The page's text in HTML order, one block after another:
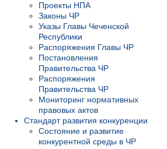
Проекты НПА
Законы ЧР
Указы Главы Чеченской
Республики
Распоряжения Главы ЧР
Постановления
Правительства ЧР
Распоряжения
Правительства ЧР
Мониторинг нормативных
правовых актов
Стандарт развития конкуренции
Состояние и развитие
конкурентной среды в ЧР